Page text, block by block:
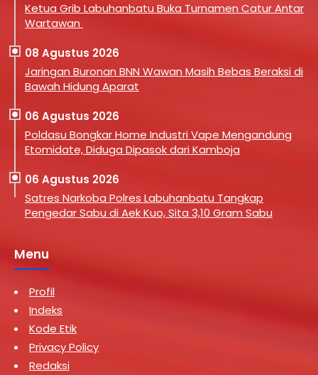
Ketua Grib Labuhanbatu Buka Turnamen Catur Antar
Wartawan
08 Agustus 2026
Jaringan Buronan BNN Wawan Masih Bebas Beraksi di
Bawah Hidung Aparat
06 Agustus 2026
Poldasu Bongkar Home Industri Vape Mengandung
Etomidate, Diduga Dipasok dari Kamboja
06 Agustus 2026
Satres Narkoba Polres Labuhanbatu Tangkap
Pengedar Sabu di Aek Kuo, Sita 3,10 Gram Sabu
Menu
Profil
Indeks
Kode Etik
Privacy Policy
Redaksi